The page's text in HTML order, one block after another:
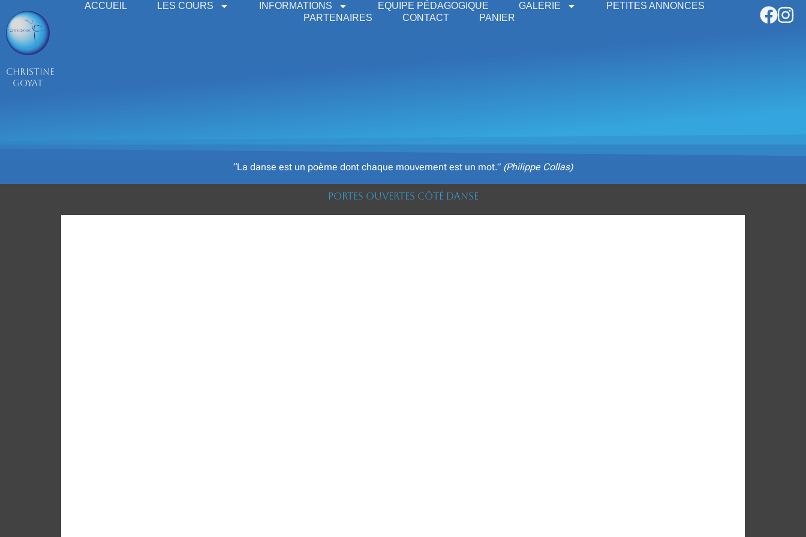
au
contenu
CHRISTINE
GOYAT
ACCUEIL LES COURS INFORMATIONS EQUIPE PÉDAGOGIQUE GALERIE
PETITES ANNONCES
PARTENAIRES
CONTACT PANIER
“La danse est un poème dont chaque mouvement est un mot.” (Philippe Collas)
Portes ouvertes côté Danse